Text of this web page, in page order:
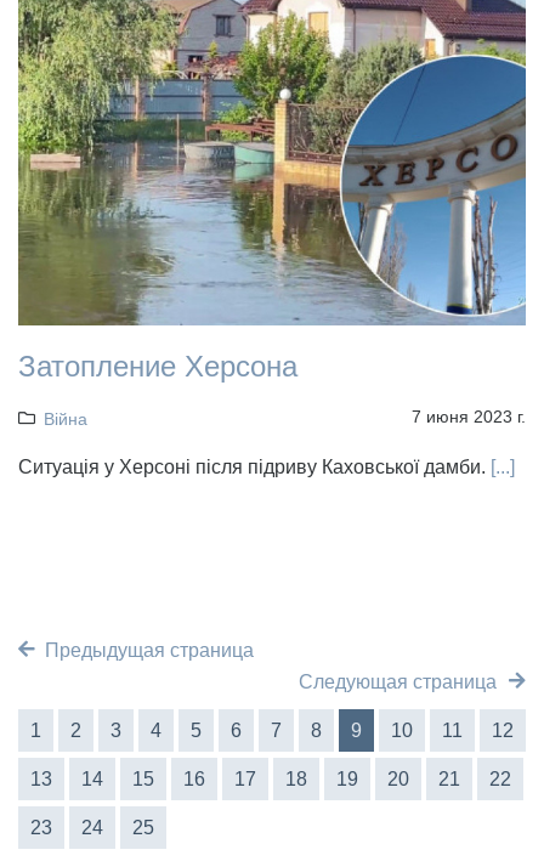
Затопление Херсона
Війна 7 июня 2023 г.
Ситуація у Херсоні після підриву Каховської дамби. [...]
Предыдущая страница
Следующая страница
1 2 3 4 5 6 7 8 9 10 11 12
13 14 15 16 17 18 19 20 21 22
23 24 25